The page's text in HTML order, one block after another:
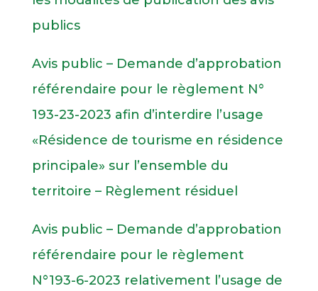
publics
Avis public – Demande d’approbation
référendaire pour le règlement N°
193-23-2023 afin d’interdire l’usage
«Résidence de tourisme en résidence
principale» sur l’ensemble du
territoire – Règlement résiduel
Avis public – Demande d’approbation
référendaire pour le règlement
N°193-6-2023 relativement l’usage de